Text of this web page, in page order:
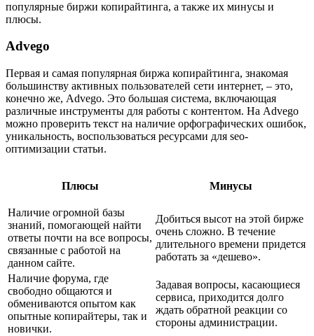
популярные биржи копирайтинга, а также их минусы и
плюсы.
Advego
Первая и самая популярная биржа копирайтинга, знакомая
большинству активных пользователей сети интернет, – это,
конечно же, Advego. Это большая система, включающая
различные инструменты для работы с контентом. На Advego
можно проверить текст на наличие орфографических ошибок,
уникальность, воспользоваться ресурсами для seo-
оптимизации статьи.
Плюсы Минусы
Наличие огромной базы
знаний, помогающей найти
ответы почти на все вопросы,
связанные с работой на
данном сайте.
Добиться высот на этой бирже
очень сложно. В течение
длительного времени придется
работать за «дешево».
Наличие форума, где
свободно общаются и
обмениваются опытом как
опытные копирайтеры, так и
новички.
Задавая вопросы, касающиеся
сервиса, приходится долго
ждать обратной реакции со
стороны администрации.